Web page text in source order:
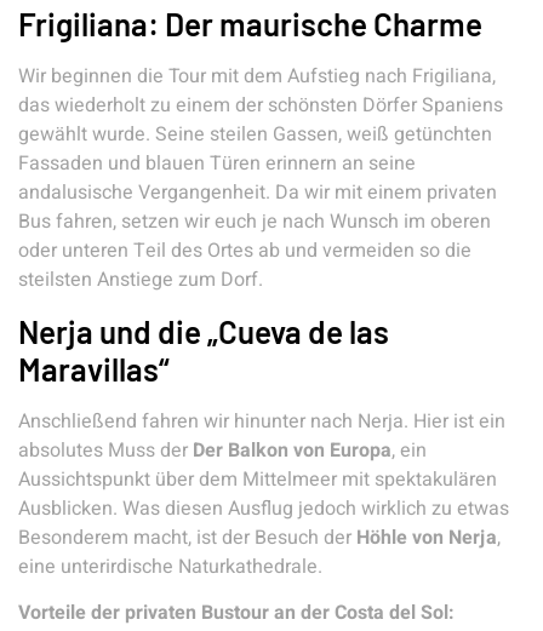
Frigiliana: Der maurische Charme
Wir beginnen die Tour mit dem Aufstieg nach Frigiliana,
das wiederholt zu einem der schönsten Dörfer Spaniens
gewählt wurde. Seine steilen Gassen, weiß getünchten
Fassaden und blauen Türen erinnern an seine
andalusische Vergangenheit. Da wir mit einem privaten
Bus fahren, setzen wir euch je nach Wunsch im oberen
oder unteren Teil des Ortes ab und vermeiden so die
steilsten Anstiege zum Dorf.
Nerja und die „Cueva de las
Maravillas“
Anschließend fahren wir hinunter nach Nerja. Hier ist ein
absolutes Muss der Der Balkon von Europa, ein
Aussichtspunkt über dem Mittelmeer mit spektakulären
Ausblicken. Was diesen Ausflug jedoch wirklich zu etwas
Besonderem macht, ist der Besuch der Höhle von Nerja,
eine unterirdische Naturkathedrale.
Vorteile der privaten Bustour an der Costa del Sol: